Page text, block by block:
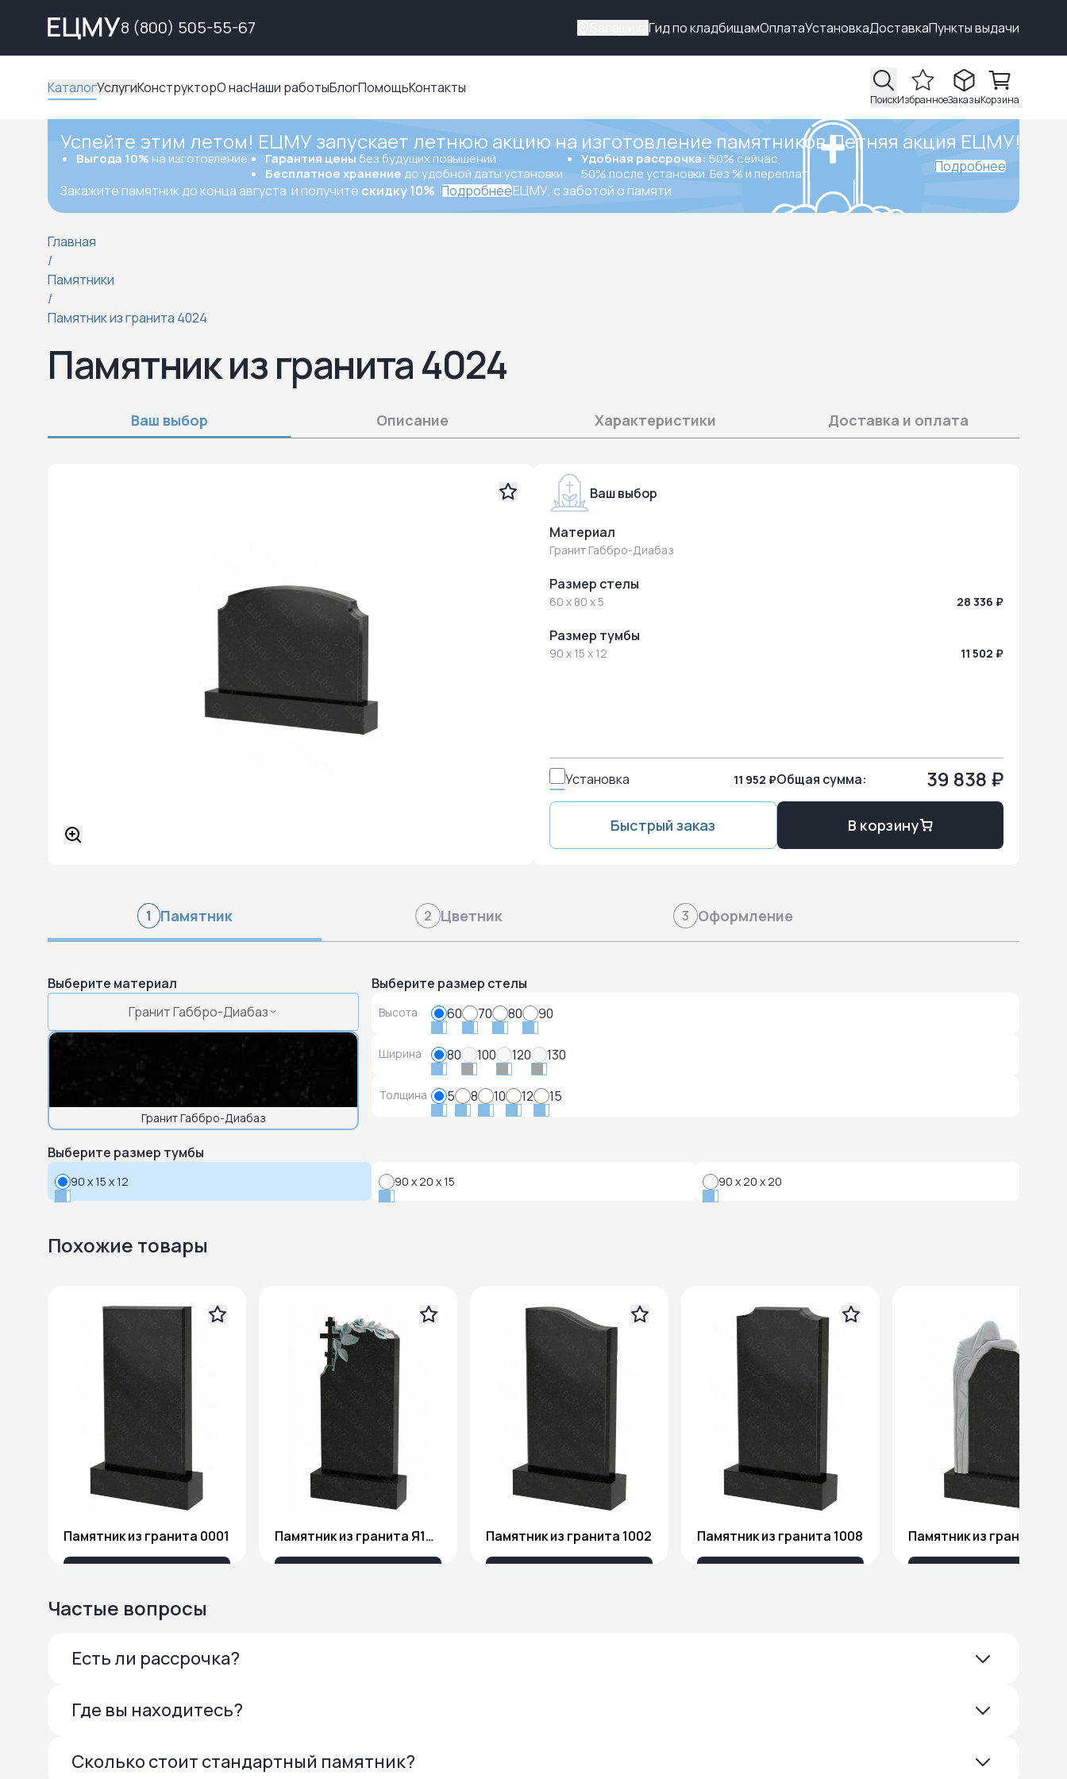
8 (800) 505-55-67 Гид по кладбищамОплатаУстановкаДоставкаПункты выдачи
КаталогУслугиКонструкторО насНаши работыБлогПомощьКонтакты
ПоискИзбранноеЗаказыКорзина
Успейте этим летом! ЕЦМУ запускает летнюю акцию на изготовление памятников.Летняя акция ЕЦМУ!
Выгода 10% на изготовление. Гарантия цены без будущих повышений.
Бесплатное хранение до удобной даты установки.
Удобная рассрочка: 50% сейчас,
50% после установки. Без % и переплат.
Закажите памятник до конца августа и получите скидку 10% ПодробнееЕЦМУ, с заботой о памяти
Подробнее
Главная
/
Памятники
/
Памятник из гранита 4024
Памятник из гранита 4024
Ваш выбор Описание Характеристики Доставка и оплата
Ваш выбор
Материал
Гранит Габбро-Диабаз
Размер стелы
60 x 80 x 5 28 336 ₽
Размер тумбы
90 x 15 x 12 11 502 ₽
Установка 11 952 ₽Общая сумма: 39 838 ₽
Быстрый заказ В корзину
1 Памятник 2 Цветник 3 Оформление
Выберите материал
Гранит Габбро-Диабаз
Гранит Габбро-Диабаз
Выберите размер стелы
Высота 60 70 80 90
Ширина 80 100 120 130
Толщина 5 8 10 12 15
Выберите размер тумбы
90 x 15 x 12 90 x 20 x 15 90 x 20 x 20
Похожие товары
Памятник из гранита 0001 Памятник из гранита Я1806 Памятник из гранита 1002 Памятник из гранита 1008
Частые вопросы
Есть ли рассрочка?
Где вы находитесь?
Сколько стоит стандартный памятник?